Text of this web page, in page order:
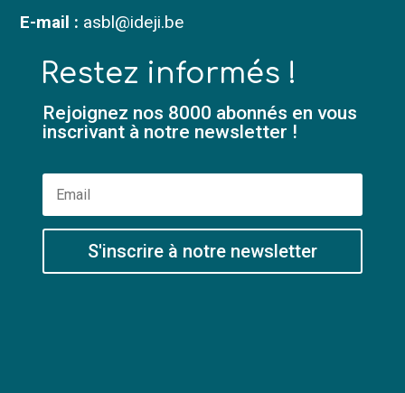
E-mail : asbl@ideji.be
Restez informés !
Rejoignez nos 8000 abonnés en vous
inscrivant à notre newsletter !
S'inscrire à notre newsletter